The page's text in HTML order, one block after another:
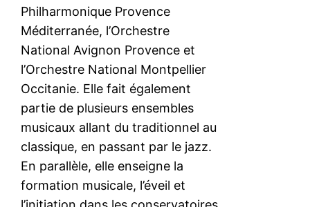
Philharmonique Provence
Méditerranée, l’Orchestre
National Avignon Provence et
l’Orchestre National Montpellier
Occitanie. Elle fait également
partie de plusieurs ensembles
musicaux allant du traditionnel au
classique, en passant par le jazz.
En parallèle, elle enseigne la
formation musicale, l’éveil et